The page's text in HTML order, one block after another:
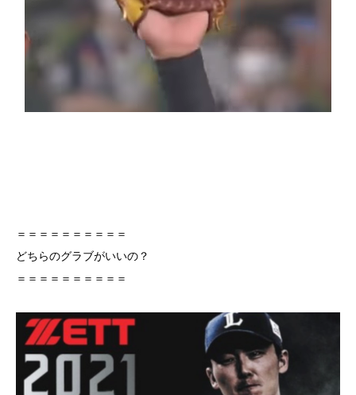
＝＝＝＝＝＝＝＝＝＝
どちらのグラブがいいの？
＝＝＝＝＝＝＝＝＝＝